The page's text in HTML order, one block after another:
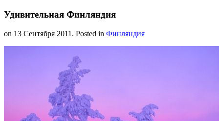
Удивительная Финляндия
on 13 Сентября 2011 . Posted in Финляндия